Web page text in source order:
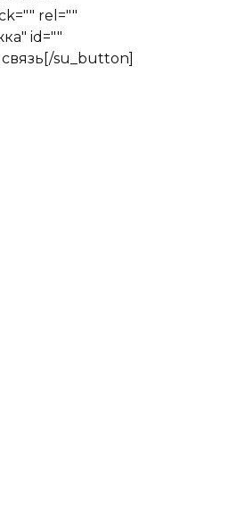
rel=""
id=""
su_button]